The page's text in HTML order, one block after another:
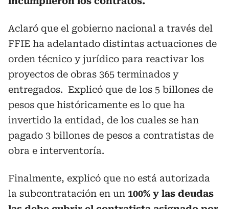
Aclaró que el gobierno nacional a través del
FFIE ha adelantado distintas actuaciones de
orden técnico y jurídico para reactivar los
proyectos de obras 365 terminados y
entregados. Explicó que de los 5 billones de
pesos que históricamente es lo que ha
invertido la entidad, de los cuales se han
pagado 3 billones de pesos a contratistas de
obra e interventoría.
Finalmente, explicó que no está autorizada
la subcontratación en un 100% y las deudas